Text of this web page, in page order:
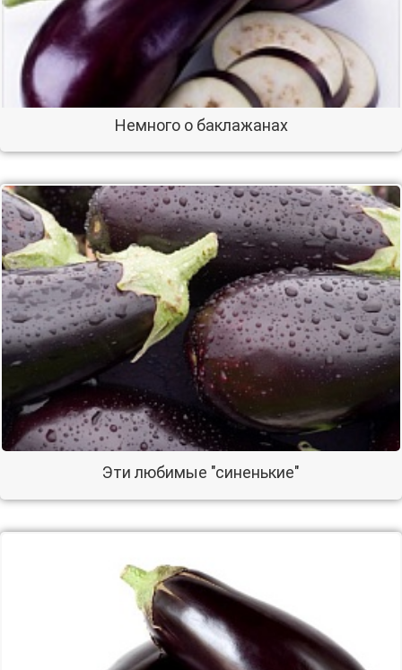
Немного о баклажанах
Эти любимые "синенькие"